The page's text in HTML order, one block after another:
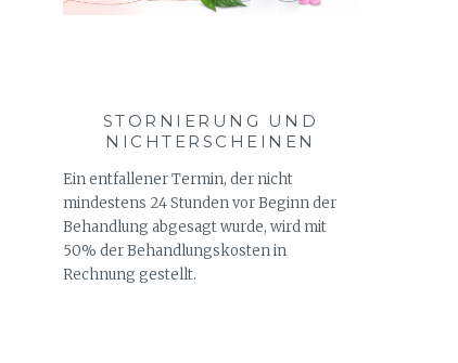
STORNIERUNG UND
NICHTERSCHEINEN
Ein entfallener Termin, der nicht
mindestens 24 Stunden vor Beginn der
Behandlung abgesagt wurde, wird mit
50% der Behandlungskosten in
Rechnung gestellt.